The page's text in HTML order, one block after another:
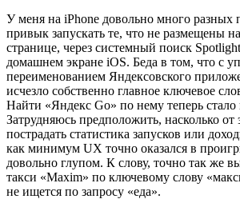
У меня на iPhone довольно много разных
привык запускать те, что не размещены
странице, через системный поиск
домашнем экране iOS. Беда в том, что с
переименованием Яндексовского
исчезло собственно главное ключевое
Найти «Яндекс Go» по нему теперь
Затрудняюсь предположить, насколько от
пострадать статистика запусков или
как минимум UX точно оказался в
довольно глупом. К слову, точно так же
такси «Maxim» по ключевому слову
не ищется по запросу «еда».